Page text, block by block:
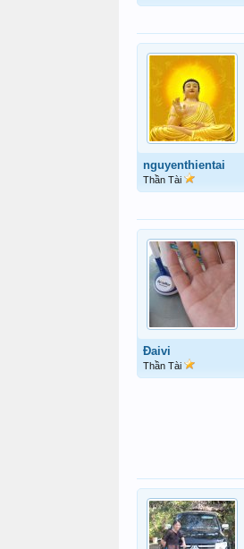
nguyenthientai
Thần Tài
Đaivi
Thần Tài